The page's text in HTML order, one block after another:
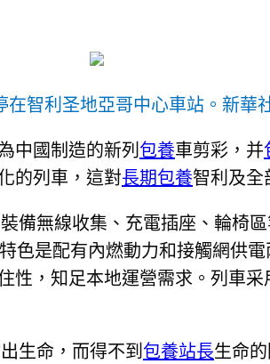
智利圣地亞哥中心車站。新華
中國制造的新列包養車剪彩，并
的列車，這對長期包養智利及全
備無線收集、充電插座、輪椅
色是配有內燃動力和接觸網供
，知足本地運營需求。列車
生命，而得不到包養站長生命